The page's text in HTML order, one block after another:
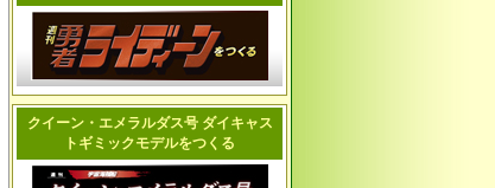
クイーン・エメラルダス号 ダイキャス
トギミックモデルをつくる